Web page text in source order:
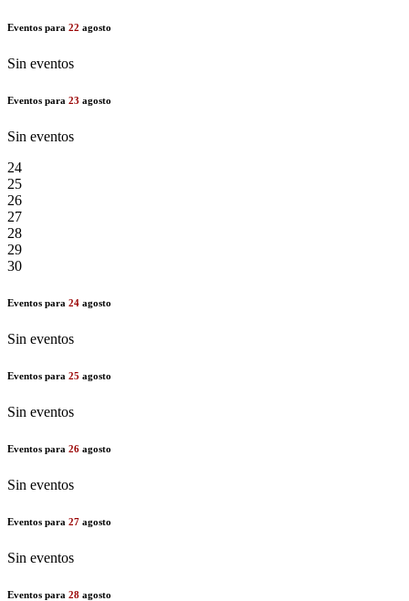
Eventos para 22 agosto
Sin eventos
Eventos para 23 agosto
Sin eventos
24
25
26
27
28
29
30
Eventos para 24 agosto
Sin eventos
Eventos para 25 agosto
Sin eventos
Eventos para 26 agosto
Sin eventos
Eventos para 27 agosto
Sin eventos
Eventos para 28 agosto